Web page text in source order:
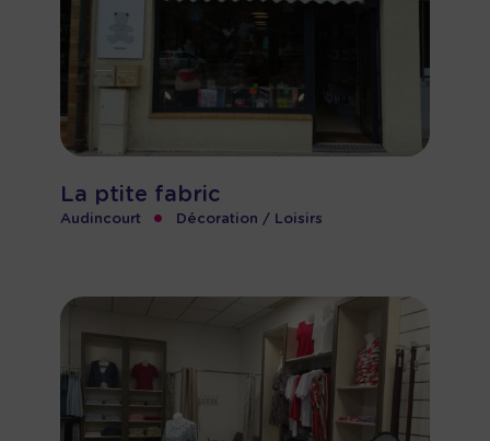
La ptite fabric
Audincourt • Décoration / Loisirs